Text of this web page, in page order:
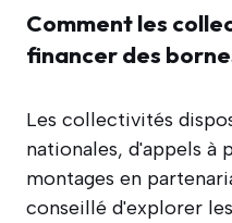
Comment les
financer des
Les collectivités
nationales, d'appels à
montages en
conseillé d'explorer